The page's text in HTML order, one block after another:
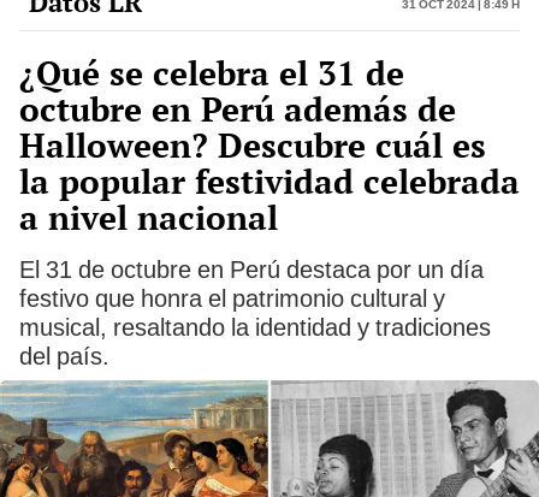
¿Qué se celebra el 31 de
octubre en Perú además de
Halloween? Descubre cuál es
la popular festividad celebrada
a nivel nacional
El 31 de octubre en Perú destaca por un día
festivo que honra el patrimonio cultural y
musical, resaltando la identidad y tradiciones
del país.